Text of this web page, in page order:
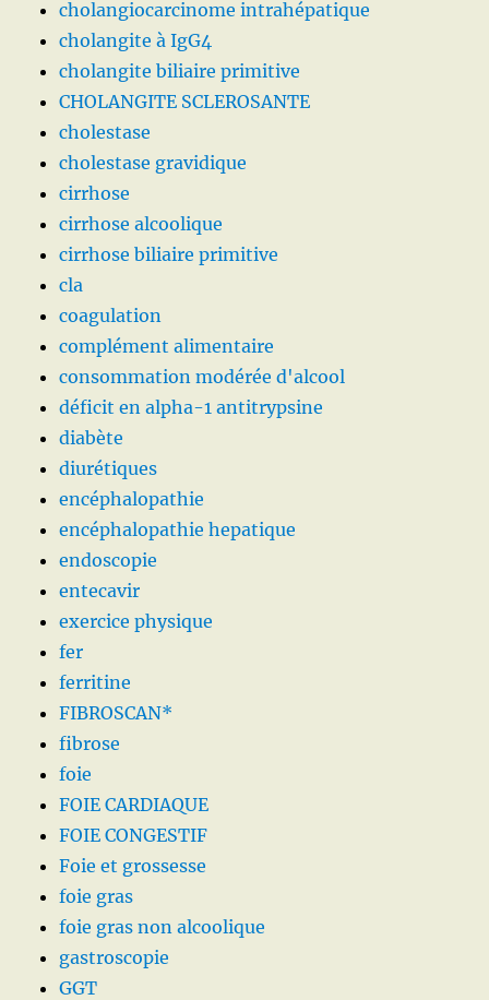
cholangiocarcinome intrahépatique
cholangite à IgG4
cholangite biliaire primitive
CHOLANGITE SCLEROSANTE
cholestase
cholestase gravidique
cirrhose
cirrhose alcoolique
cirrhose biliaire primitive
cla
coagulation
complément alimentaire
consommation modérée d'alcool
déficit en alpha-1 antitrypsine
diabète
diurétiques
encéphalopathie
encéphalopathie hepatique
endoscopie
entecavir
exercice physique
fer
ferritine
FIBROSCAN*
fibrose
foie
FOIE CARDIAQUE
FOIE CONGESTIF
Foie et grossesse
foie gras
foie gras non alcoolique
gastroscopie
GGT